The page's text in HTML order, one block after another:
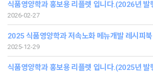
식품영양학과 홍보용 리플렛 입니다.(2026년 발
2026-02-27
2025 식품영양학과 저속노화 메뉴개발 레시피북
2025-12-29
식품영양학과 홍보용 리플렛 입니다.(2025년 발